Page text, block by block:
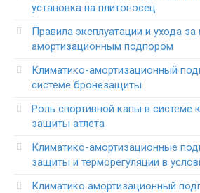
установка на плитоносец
Правила эксплуатации и ухода за
амортизационным подпором
Климатико-амортизационный
системе бронезащиты
Роль спортивной капы в системе
защиты атлета
Климатико-амортизационные
защиты и терморегуляции в
Климатико амортизационный